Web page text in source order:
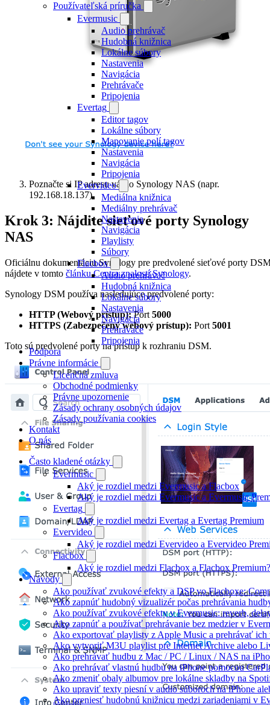
Používateľská príručka
Evermusic
Audio prehrávač
Hudobná knižnica
Lokálne súbory
Nastavenia
Navigácia
Prehrávače
Pripojenia
Evertag
Editor tagov
Lokálne súbory
Mapovanie polí tagov
Nastavenia
Navigácia
Pripojenia
Evervideo
Mediálna knižnica
Mediálny prehrávač
Nastavenia
Navigácia
Playlisty
Súbory
Flacbox
Audio prehrávač
Hudobná knižnica
Lokálne súbory
Nastavenia
Navigácia
Prehrávače
Pripojenia
Podpora
Právne informácie
Licenčná zmluva
Obchodné podmienky
Právne upozornenie
Zásady ochrany osobných údajov
Zásady používania cookies
Kontakt
O nás
Často kladené otázky
Evermusic
Aký je rozdiel medzi Evermusic a Flacbox
Aký je rozdiel medzi Evermusic a Evermusic
Evertag
Aký je rozdiel medzi Evertag a Evertag Premium
Evervideo
Aký je rozdiel medzi Evervideo a Evervideo
Flacbox
Aký je rozdiel medzi Flacbox a Flacbox Premium?
Návody
Ako používať zvukové efekty a DSP vo Flacboxe:
Ako zapnúť hudobný vizualizér počas prehrávania
Ako používať zvukové efekty v Evermusic: reverb,
Ako zapnúť a používať prehrávanie bez medzier v
Ako exportovať playlisty z Apple Music a prehrávať ich
Ako vytvoriť M3U playlist pre Internet Archive alebo
Ako prehrávať hudbu z Mac / PC / Linux / NAS na
Ako prehrávať vlastnú hudbu na iPhone pomocou
Ako zmeniť obaly albumov pre lokálne skladby na
Ako upraviť texty piesní v audio súboroch na iPhone
Ako preniesť hudobnú knižnicu medzi zariadeniami v
Poznačte si IP adresu vášho Synology NAS (napr.
192.168.18.137).
Krok 3: Nájdite sieťové porty Synology
NAS
Oficiálnu dokumentáciu Synology pre predvolené sieťové porty
nájdete v tomto článku Centra znalostí Synology.
Synology DSM používa nasledujúce predvolené porty:
HTTP (Webový prístup):Port 5000
HTTPS (Zabezpečený webový prístup): Port 5001
Toto sú predvolené porty na prístup k rozhraniu DSM.